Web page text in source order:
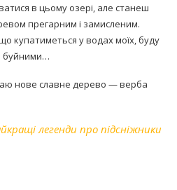
в цьому озері, але станеш
прегарним і замисленим.
купатиметься у водах моїх, буду
буйними…
нове славне дерево — верба
легенди про підсніжники